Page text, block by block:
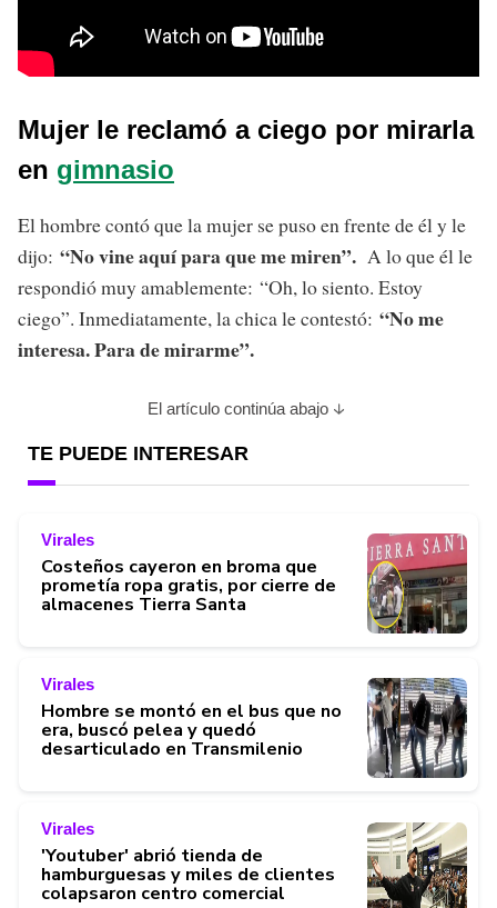
Mujer le reclamó a ciego por mirarla
en gimnasio
El hombre contó que la mujer se puso en frente de él y le
dijo: “No vine aquí para que me miren”. A lo que él le
respondió muy amablemente: “Oh, lo siento. Estoy
ciego”. Inmediatamente, la chica le contestó: “No me
interesa. Para de mirarme”.
El artículo continúa abajo
TE PUEDE INTERESAR
Virales
Costeños cayeron en broma que
prometía ropa gratis, por cierre de
almacenes Tierra Santa
Virales
Hombre se montó en el bus que no
era, buscó pelea y quedó
desarticulado en Transmilenio
Virales
'Youtuber' abrió tienda de
hamburguesas y miles de clientes
colapsaron centro comercial